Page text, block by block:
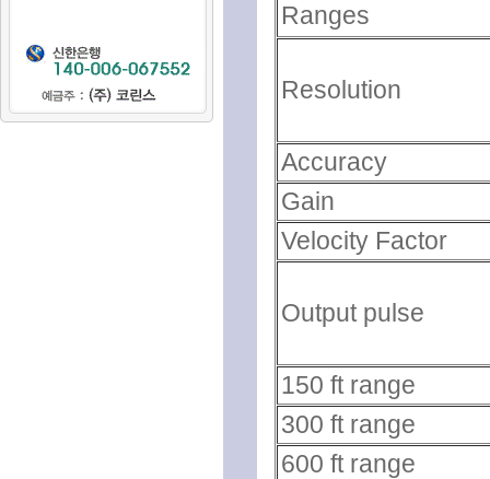
Ranges
Resolution
Accuracy
Gain
Velocity Factor
Output pulse
150 ft range
300 ft range
600 ft range